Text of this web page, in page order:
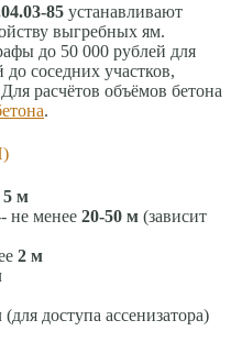
85 устанавливают
выгребных ям.
до 50 000 рублей для
соседних участков,
расчётов объёмов бетона
.
5 м
не менее 20-50 м (зависит
2 м
(для доступа ассенизатора)